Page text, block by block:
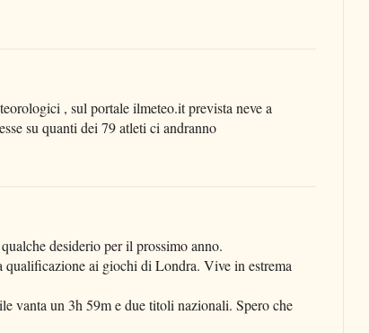
, sul portale ilmeteo.it prevista neve a
su quanti dei 79 atleti ci andranno
desiderio per il prossimo anno.
ai giochi di Londra. Vive in estrema
vanta un 3h 59m e due titoli nazionali. Spero che